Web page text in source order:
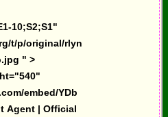
10;S2;S1"
t/p/original/rlyn
" >
embed/YDb
Agent | Official